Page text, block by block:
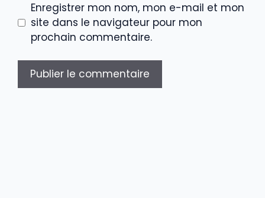
Enregistrer mon nom, mon e-mail et mon
site dans le navigateur pour mon
prochain commentaire.